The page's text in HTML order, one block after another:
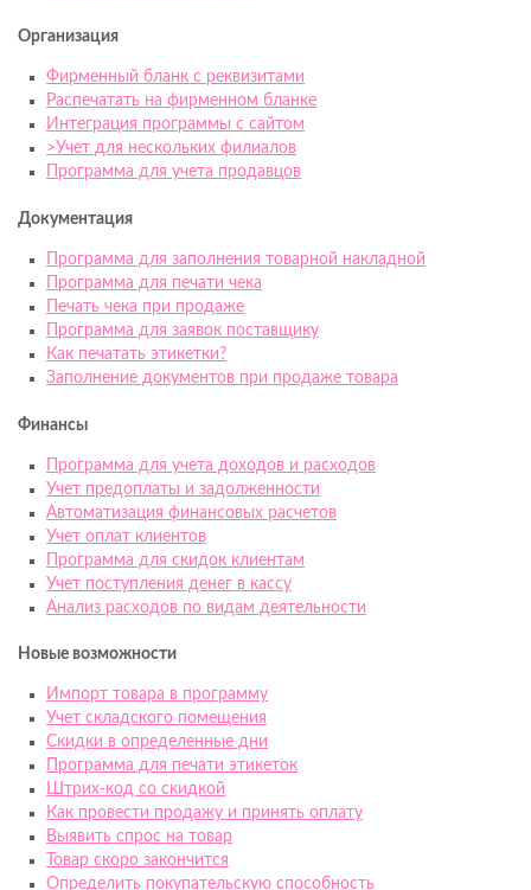
Организация
Фирменный бланк с реквизитами
Распечатать на фирменном бланке
Интеграция программы с сайтом
>Учет для нескольких филиалов
Программа для учета продавцов
Документация
Программа для заполнения товарной накладной
Программа для печати чека
Печать чека при продаже
Программа для заявок поставщику
Как печатать этикетки?
Заполнение документов при продаже товара
Финансы
Программа для учета доходов и расходов
Учет предоплаты и задолженности
Автоматизация финансовых расчетов
Учет оплат клиентов
Программа для скидок клиентам
Учет поступления денег в кассу
Анализ расходов по видам деятельности
Новые возможности
Импорт товара в программу
Учет складского помещения
Скидки в определенные дни
Программа для печати этикеток
Штрих-код со скидкой
Как провести продажу и принять оплату
Выявить спрос на товар
Товар скоро закончится
Определить покупательскую способность